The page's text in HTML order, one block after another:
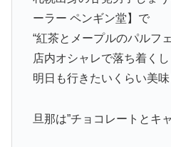
ーラー ペンギン堂】で
“紅茶とメープルのパルフ
店内オシャレで落ち着くし
明日も行きたいくらい美味
旦那は”チョコレートとキ